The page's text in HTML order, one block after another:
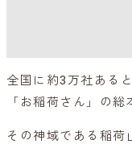
全国に約3万社ある
「お稲荷さん」の総
その神域である稲荷